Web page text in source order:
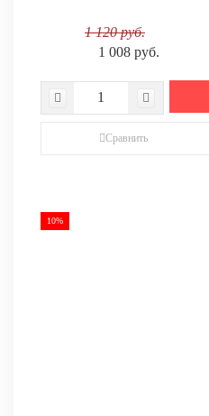
1 120 руб.
1 008 руб.
Сравнить
10%